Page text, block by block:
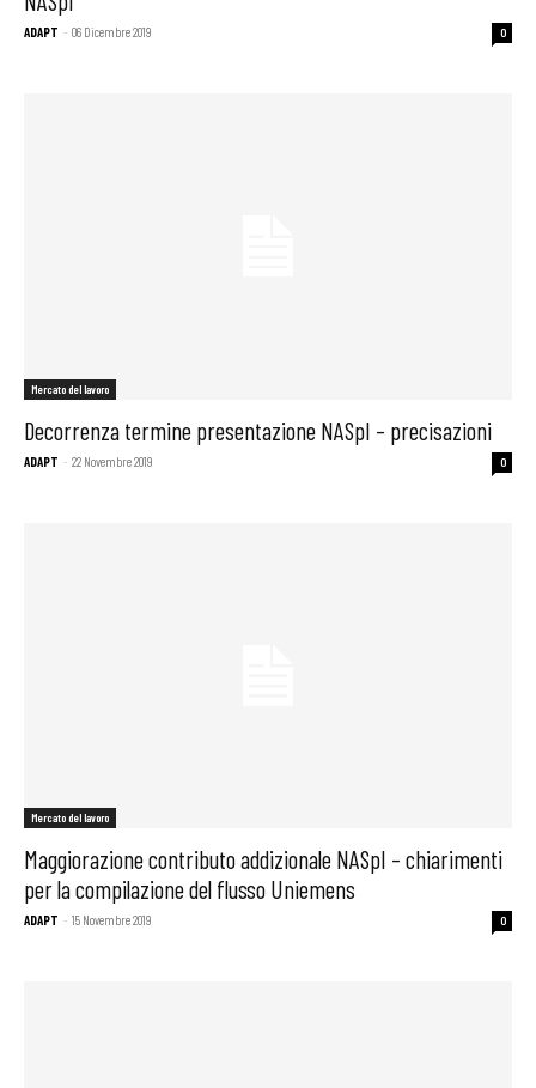
ADAPT - 06 Dicembre 2019 0
Mercato del lavoro
Decorrenza termine presentazione NASpI – precisazioni
ADAPT - 22 Novembre 2019 0
Mercato del lavoro
Maggiorazione contributo addizionale NASpI – chiarimenti
per la compilazione del flusso Uniemens
ADAPT - 15 Novembre 2019 0